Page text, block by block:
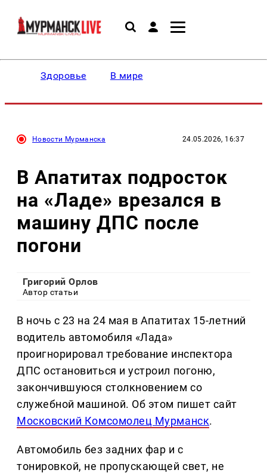
Здоровье В мире
Новости Мурманска 24.05.2026, 16:37
В Апатитах подросток
на «Ладе» врезался в
машину ДПС после
погони
Григорий Орлов
Автор статьи
В ночь с 23 на 24 мая в Апатитах 15-летний
водитель автомобиля «Лада»
проигнорировал требование инспектора
ДПС остановиться и устроил погоню,
закончившуюся столкновением со
служебной машиной. Об этом пишет сайт
Московский Комсомолец Мурманск.
Автомобиль без задних фар и с
тонировкой, не пропускающей свет, не